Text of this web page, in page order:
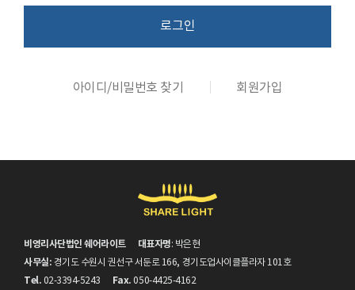
로그인
아이디/비밀번호 찾기 회원가입
비영리사단법인 쉐어라이트 대표자명: 박은현
사무실: 경기도 수원시 권선구 서둔로 166, 경기도업사이클플라자 101호
Tel. 02-3394-5243 Fax. 050-4425-4162